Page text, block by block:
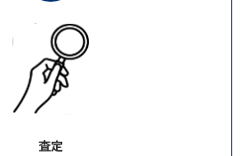
査定